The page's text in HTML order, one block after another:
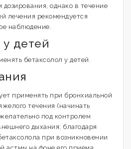
однако в течение
лечения рекомендуется
наблюдение.
детей
бетаксолол у детей.
применять при бронхиальной
течения (начинать
под контролем
дыхания; благодаря
при возникновении